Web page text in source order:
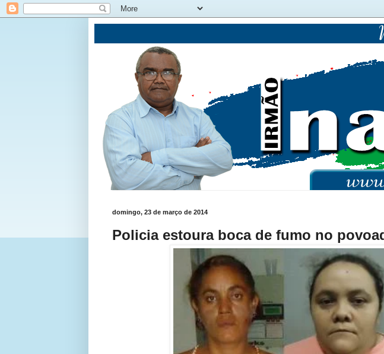
domingo, 23 de março de 2014
Policia estoura boca de fumo no